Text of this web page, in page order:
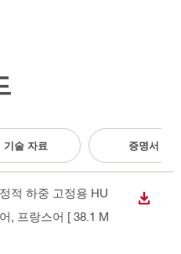
기술 자료 증명서
적 하중 고정용 HU
, 프랑스어 [ 38.1 M
다운로